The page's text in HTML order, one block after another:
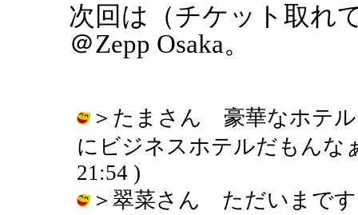
次回は（チケット取れ
＠Zepp Osaka。
＞たまさん 豪華なホテル
にビジネスホテルだもんな
21:54 )
＞翠菜さん ただいまです